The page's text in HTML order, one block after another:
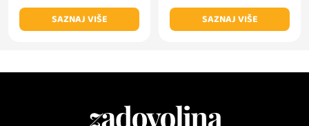
SAZNAJ VIŠE
SAZNAJ VIŠE